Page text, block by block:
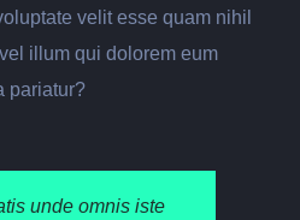
velit esse quam nihil
illum qui dolorem eum
pariatur?
unde omnis iste